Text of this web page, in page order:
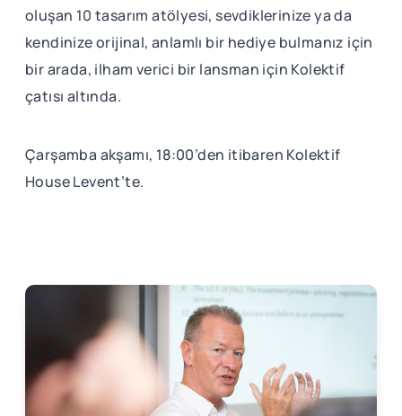
oluşan 10 tasarım atölyesi, sevdiklerinize ya da
kendinize orijinal, anlamlı bir hediye bulmanız için
bir arada, ilham verici bir lansman için Kolektif
çatısı altında.
Çarşamba akşamı, 18:00’den itibaren Kolektif
House Levent’te.